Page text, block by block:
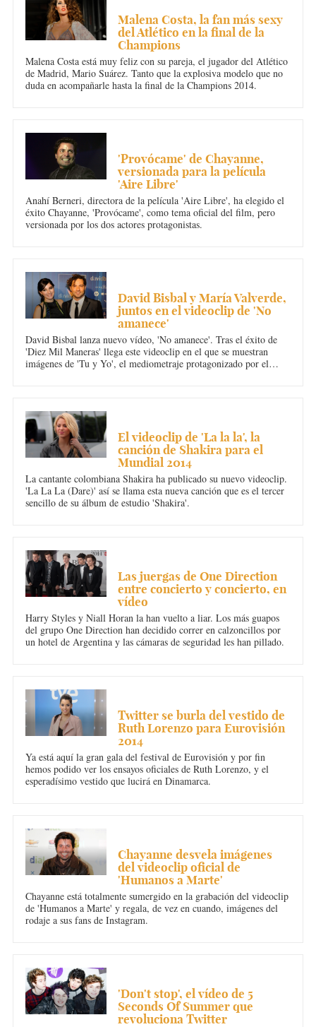
Malena Costa, la fan más sexy
del Atlético en la final de la
Champions
Malena Costa está muy feliz con su pareja, el jugador del Atlético
de Madrid, Mario Suárez. Tanto que la explosiva modelo que no
duda en acompañarle hasta la final de la Champions 2014.
'Provócame' de Chayanne,
versionada para la película
'Aire Libre'
Anahí Berneri, directora de la película 'Aire Libre', ha elegido el
éxito Chayanne, 'Provócame', como tema oficial del film, pero
versionada por los dos actores protagonistas.
David Bisbal y María Valverde,
juntos en el videoclip de 'No
amanece'
David Bisbal lanza nuevo vídeo, 'No amanece'. Tras el éxito de
'Diez Mil Maneras' llega este videoclip en el que se muestran
imágenes de 'Tu y Yo', el mediometraje protagonizado por el
El videoclip de 'La la la', la
canción de Shakira para el
Mundial 2014
La cantante colombiana Shakira ha publicado su nuevo videoclip.
'La La La (Dare)' así se llama esta nueva canción que es el tercer
sencillo de su álbum de estudio 'Shakira'.
Las juergas de One Direction
entre concierto y concierto, en
vídeo
Harry Styles y Niall Horan la han vuelto a liar. Los más guapos
del grupo One Direction han decidido correr en calzoncillos por
un hotel de Argentina y las cámaras de seguridad les han pillado.
Twitter se burla del vestido de
Ruth Lorenzo para Eurovisión
2014
Ya está aquí la gran gala del festival de Eurovisión y por fin
hemos podido ver los ensayos oficiales de Ruth Lorenzo, y el
esperadísimo vestido que lucirá en Dinamarca.
Chayanne desvela imágenes
del videoclip oficial de
'Humanos a Marte'
Chayanne está totalmente sumergido en la grabación del videoclip
de 'Humanos a Marte' y regala, de vez en cuando, imágenes del
rodaje a sus fans de Instagram.
'Don't stop', el vídeo de 5
Seconds Of Summer que
revoluciona Twitter